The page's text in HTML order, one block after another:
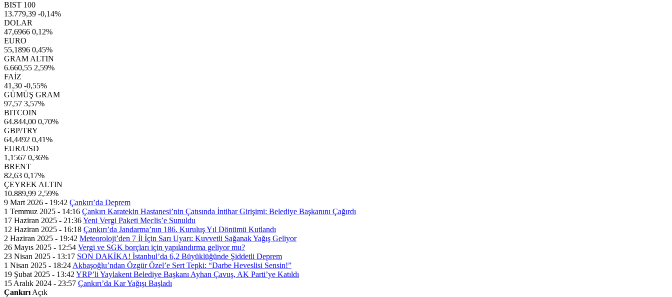
BIST 100
13.779,39 -0,14%
DOLAR
47,6966 0,12%
EURO
55,1896 0,45%
GRAM ALTIN
6.660,55 2,59%
FAİZ
41,30 -0,55%
GÜMÜŞ GRAM
97,57 3,57%
BITCOIN
64.844,00 0,70%
GBP/TRY
64,4492 0,41%
EUR/USD
1,1567 0,36%
BRENT
82,63 0,17%
ÇEYREK ALTIN
10.889,99 2,59%
9 Mart 2026 - 19:42 Çankırı’da Deprem
1 Temmuz 2025 - 14:16 Çankırı Karatekin Hastanesi’nin Çatısında İntihar Girişimi: Belediye Başkanını Çağırdı
17 Haziran 2025 - 21:36Yeni Vergi Paketi Meclis’e Sunuldu
12 Haziran 2025 - 16:18 Çankırı’da Jandarma’nın 186. Kuruluş Yıl Dönümü Kutlandı
2 Haziran 2025 - 19:42 Meteoroloji’den 7 İl İçin Sarı Uyarı: Kuvvetli Sağanak Yağış Geliyor
26 Mayıs 2025 - 12:54 Vergi ve SGK borçları için yapılandırma geliyor mu?
23 Nisan 2025 - 13:17 SON DAKİKA! İstanbul’da 6,2 Büyüklüğünde Şiddetli Deprem
1 Nisan 2025 - 18:24 Akbaşoğlu’ndan Özgür Özel’e Sert Tepki: “Darbe Heveslisi Sensin!”
19 Şubat 2025 - 13:42 YRP’li Yaylakent Belediye Başkanı Ayhan Çavuş, AK Parti’ye Katıldı
15 Aralık 2024 - 23:57 Çankırı’da Kar Yağışı Başladı
Çankırı Açık